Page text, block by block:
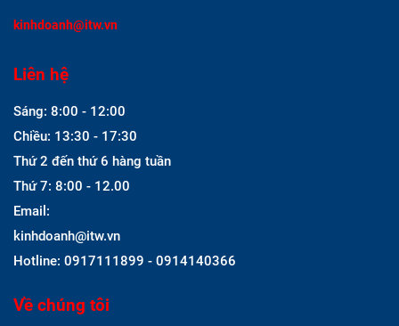
kinhdoanh@itw.vn
Liên hệ
Sáng: 8:00 - 12:00
Chiều: 13:30 - 17:30
Thứ 2 đến thứ 6 hàng tuần
Thứ 7: 8:00 - 12.00
Email:
kinhdoanh@itw.vn
Hotline: 0917111899 - 0914140366
Về chúng tôi